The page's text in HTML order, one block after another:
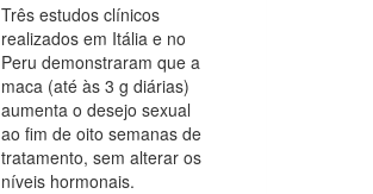
Três estudos clínicos
realizados em Itália e no
Peru demonstraram que a
maca (até às 3 g diárias)
aumenta o desejo sexual
ao fim de oito semanas de
tratamento, sem alterar os
níveis hormonais.